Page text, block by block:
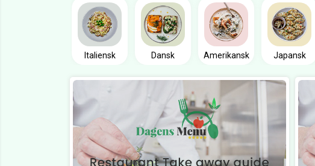
Italiensk Dansk Amerikansk Japansk